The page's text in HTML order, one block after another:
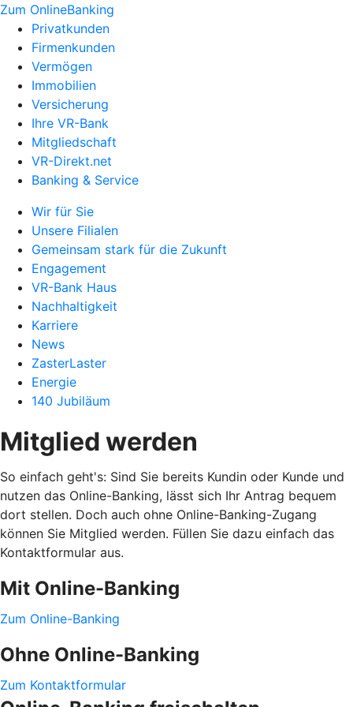
Zum OnlineBanking
Privatkunden
Firmenkunden
Vermögen
Immobilien
Versicherung
Ihre VR-Bank
Mitgliedschaft
VR-Direkt.net
Banking & Service
Wir für Sie
Unsere Filialen
Gemeinsam stark für die Zukunft
Engagement
VR-Bank Haus
Nachhaltigkeit
Karriere
News
ZasterLaster
Energie
140 Jubiläum
Mitglied werden
So einfach geht's: Sind Sie bereits Kundin oder Kunde und
nutzen das Online-Banking, lässt sich Ihr Antrag bequem
dort stellen. Doch auch ohne Online-Banking-Zugang
können Sie Mitglied werden. Füllen Sie dazu einfach das
Kontaktformular aus.
Mit Online-Banking
Zum Online-Banking
Ohne Online-Banking
Zum Kontaktformular